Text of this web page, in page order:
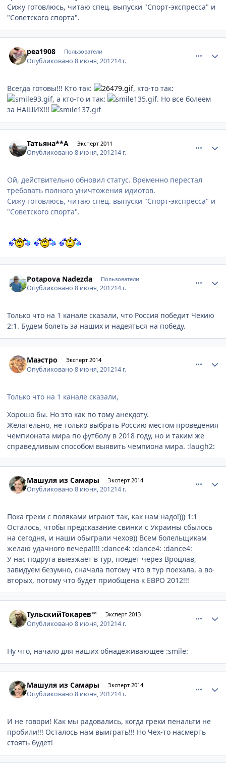
Сижу готовлюсь, читаю спец. выпуски "Спорт-экспресса" и
"Советского спорта".
pea1908 Пользователи
Опубликовано8 июня, 201214 г.
Всегда готовы!!! Кто так:
, кто-то так:
, а кто-то и так:
. Но все болеем
за НАШИХ!!!
Татьяна**А Эксперт 2011
Опубликовано8 июня, 201214 г.
Ой, действительно обновил статус. Временно перестал
требовать полного уничтожения идиотов.
Сижу готовлюсь, читаю спец. выпуски "Спорт-экспресса" и
"Советского спорта".
Potapova Nadezda Пользователи
Опубликовано8 июня, 201214 г.
Только что на 1 канале сказали, что Россия победит Чехию
2:1. Будем болеть за наших и надеяться на победу.
Маэстро Эксперт 2014
Опубликовано8 июня, 201214 г.
Только что на 1 канале сказали,
Хорошо бы. Но это как по тому анекдоту.
Желательно, не только выбрать Россию местом проведения
чемпионата мира по футболу в 2018 году, но и таким же
справедливым способом выявить чемпиона мира. :laugh2:
Машуля из Самары Эксперт 2014
Опубликовано8 июня, 201214 г.
Пока греки с поляками играют так, как нам надо!))) 1:1
Осталось, чтобы предсказание свинки с Украины сбылось
на сегодня, и наши обыграли чехов)) Всем болельщикам
желаю удачного вечера!!!! :dance4: :dance4: :dance4:
У нас подруга выезжает в тур, поедет через Вроцлав,
завидуем безумно, сначала потому что в тур поехала, а во-
вторых, потому что будет приобщена к ЕВРО 2012!!!
ТульскийТокарев™ Эксперт 2013
Опубликовано8 июня, 201214 г.
Ну что, начало для наших обнадеживающее :smile:
Машуля из Самары Эксперт 2014
Опубликовано8 июня, 201214 г.
И не говори! Как мы радовались, когда греки пенальти не
пробили!!! Осталось нам выиграть!!! Но Чех-то насмерть
стоять будет!